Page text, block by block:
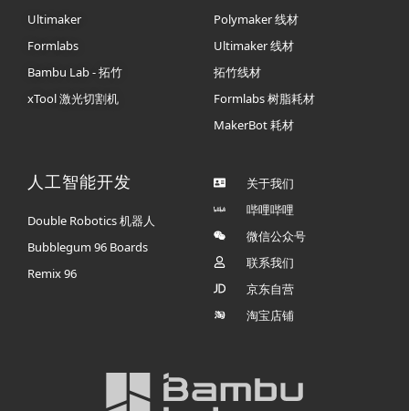
Ultimaker
Formlabs
Bambu Lab - 拓竹
xTool 激光切割机
Polymaker 线材
Ultimaker 线材
拓竹线材
Formlabs 树脂耗材
MakerBot 耗材
人工智能开发
Double Robotics 机器人
Bubblegum 96 Boards
Remix 96
关于我们
哔哩哔哩
微信公众号
联系我们
京东自营
淘宝店铺